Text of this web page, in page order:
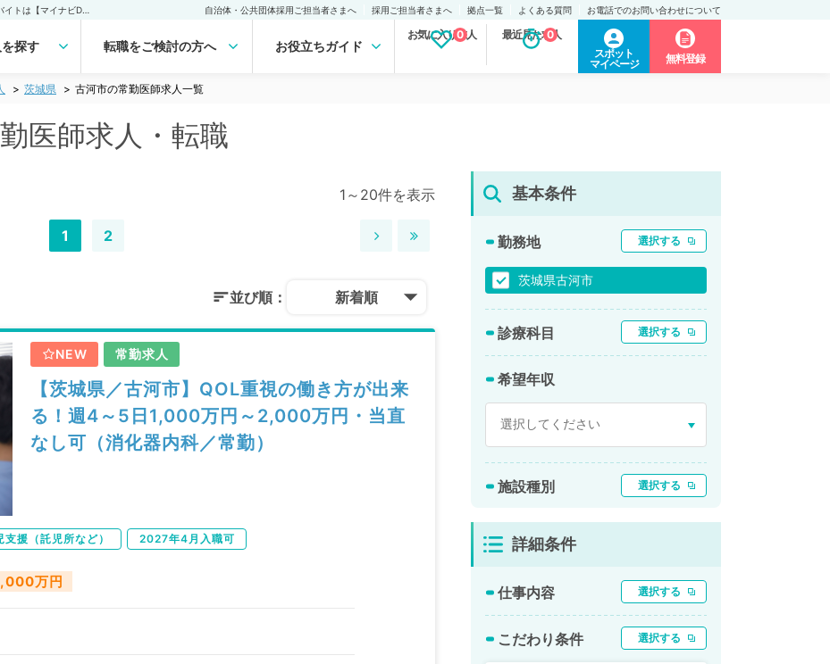
自治体・公共団体採用ご担当者さまへ 採用ご担当者さまへ 拠点一覧 よくある質問 お電話でのお問い合わせについて
探す 転職をご検討の方へ お役立ちガイド
お気に入り求人
0 最近見た求人
0
スポット
マイページ
無料登録
茨城県 古河市の常勤医師求人一覧
医師求人・転職
1～20件を表示
1 2
並び順： 新着順
NEW 常勤求人
【茨城県／古河市】QOL重視の働き方が出来
る！週4～5日1,000万円～2,000万円・当直
なし可（消化器内科／常勤）
支援（託児所など） 2027年4月入職可
万円
基本条件
勤務地 選択する
茨城県古河市
診療科目 選択する
希望年収
施設種別 選択する
詳細条件
仕事内容 選択する
こだわり条件 選択する